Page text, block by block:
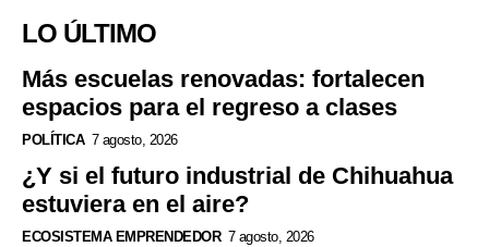
LO ÚLTIMO
Más escuelas renovadas: fortalecen
espacios para el regreso a clases
POLÍTICA 7 agosto, 2026
¿Y si el futuro industrial de Chihuahua
estuviera en el aire?
ECOSISTEMA EMPRENDEDOR 7 agosto, 2026